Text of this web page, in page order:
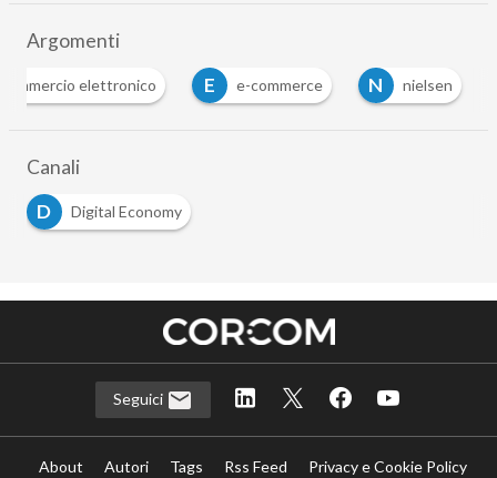
Argomenti
commercio elettronico E e-commerce N nielsen
Canali
D
Digital Economy
Seguici
About Autori Tags Rss Feed
Privacy e Cookie Policy